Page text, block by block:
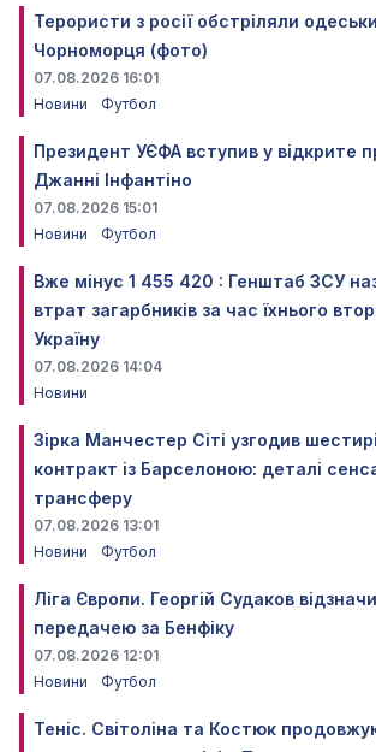
Терористи з росії обстріляли
Чорноморця (фото)
07.08.2026 16:01
Новини
Футбол
Президент УЄФА вступив у відкрите
Джанні Інфантіно
07.08.2026 15:01
Новини
Футбол
Вже мінус 1 455 420 : Генштаб ЗСУ
втрат загарбників за час їхнього
Україну
07.08.2026 14:04
Новини
Зірка Манчестер Сіті узгодив
контракт із Барселоною: деталі
трансферу
07.08.2026 13:01
Новини
Футбол
Ліга Європи. Георгій Судаков
передачею за Бенфіку
07.08.2026 12:01
Новини
Футбол
Теніс. Світоліна та Костюк